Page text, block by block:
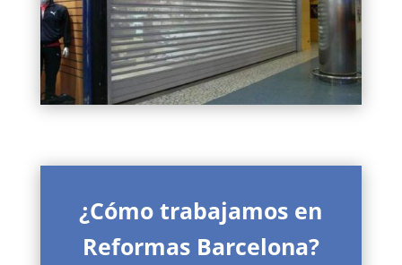
¿Cómo trabajamos en
Reformas Barcelona?